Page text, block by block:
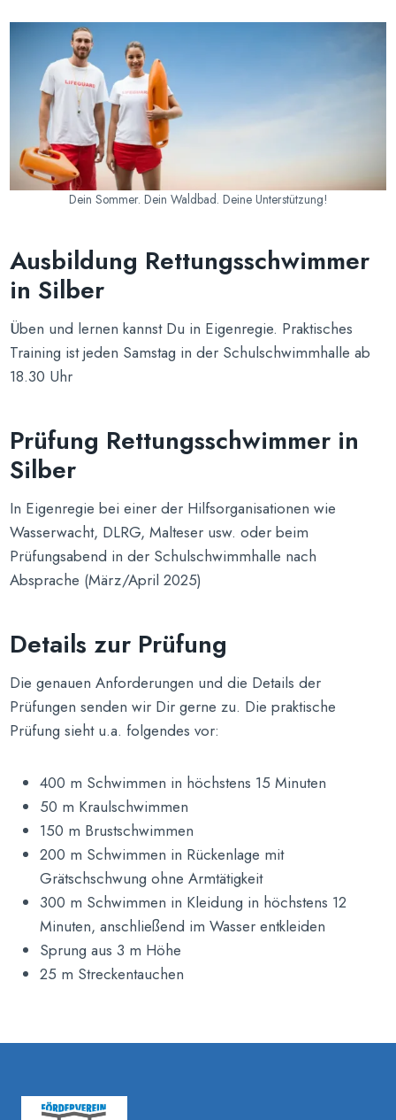
Dein Sommer. Dein Waldbad. Deine Unterstützung!
Ausbildung Rettungsschwimmer
in Silber
Üben und lernen kannst Du in Eigenregie. Praktisches
Training ist jeden Samstag in der Schulschwimmhalle ab
18.30 Uhr
Prüfung Rettungsschwimmer in
Silber
In Eigenregie bei einer der Hilfsorganisationen wie
Wasserwacht, DLRG, Malteser usw. oder beim
Prüfungsabend in der Schulschwimmhalle nach
Absprache (März/April 2025)
Details zur Prüfung
Die genauen Anforderungen und die Details der
Prüfungen senden wir Dir gerne zu. Die praktische
Prüfung sieht u.a. folgendes vor:
400 m Schwimmen in höchstens 15 Minuten
50 m Kraulschwimmen
150 m Brustschwimmen
200 m Schwimmen in Rückenlage mit
Grätschschwung ohne Armtätigkeit
300 m Schwimmen in Kleidung in höchstens 12
Minuten, anschließend im Wasser entkleiden
Sprung aus 3 m Höhe
25 m Streckentauchen